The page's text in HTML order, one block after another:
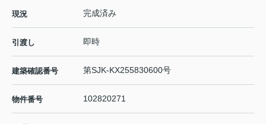
現況 完成済み
引渡し 即時
建築確認番号 第SJK-KX255830600号
物件番号 102820271